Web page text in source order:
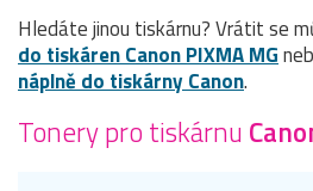
Hledáte jinou tiskárnu? Vrátit se
do tiskáren Canon PIXMA MG
náplně do tiskárny Canon.
Tonery pro tiskárnu